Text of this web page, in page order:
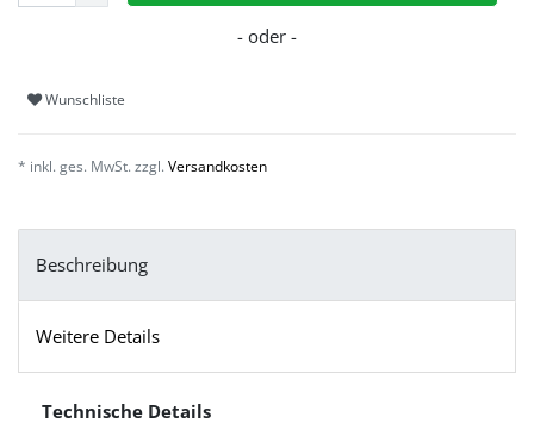
Wunschliste
* inkl. ges. MwSt. zzgl. Versandkosten
Beschreibung
Weitere Details
Technische Details